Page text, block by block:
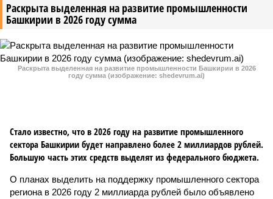
Раскрыта выделенная на развитие промышленности
Башкирии в 2026 году сумма
Раскрыта выделенная на развитие промышленности Башкирии в 2026
году сумма (изображение: shedevrum.ai)
Стало известно, что в 2026 году на развитие промышленного
сектора Башкирии будет направлено более 2 миллиардов рублей.
Большую часть этих средств выделят из федерального бюджета.
О планах выделить на поддержку промышленного сектора
региона в 2026 году 2 миллиарда рублей было объявлено